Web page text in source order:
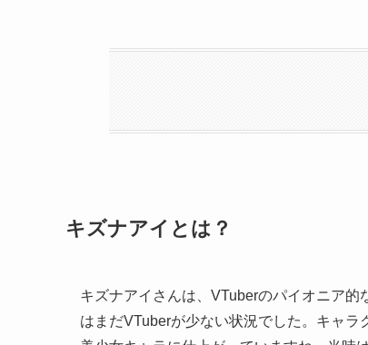
キズナアイとは？
キズナアイさんは、VTuberのパイオニア
はまだVTuberが少ない状況でした。キャ